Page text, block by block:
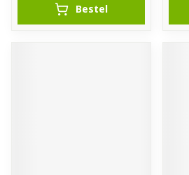
Bestel